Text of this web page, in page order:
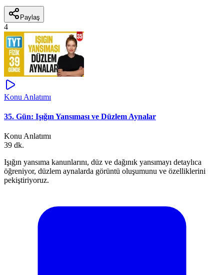
Paylaş
4
Konu Anlatımı
35. Gün: Işığın Yansıması ve Düzlem Aynalar
Konu Anlatımı
39 dk.
Işığın yansıma kanunlarını, düz ve dağınık yansımayı detaylıca
öğreniyor, düzlem aynalarda görüntü oluşumunu ve özelliklerini
pekiştiriyoruz.